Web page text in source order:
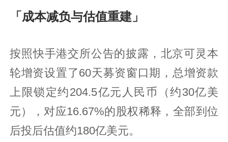
「成本减负与估值重建」
按照快手港交所公告的披露，北京可灵本
轮增资设置了60天募资窗口期，总增资款
上限锁定约204.5亿元人民币（约30亿美
元），对应16.67%的股权稀释，全部到位
后投后估值约180亿美元。